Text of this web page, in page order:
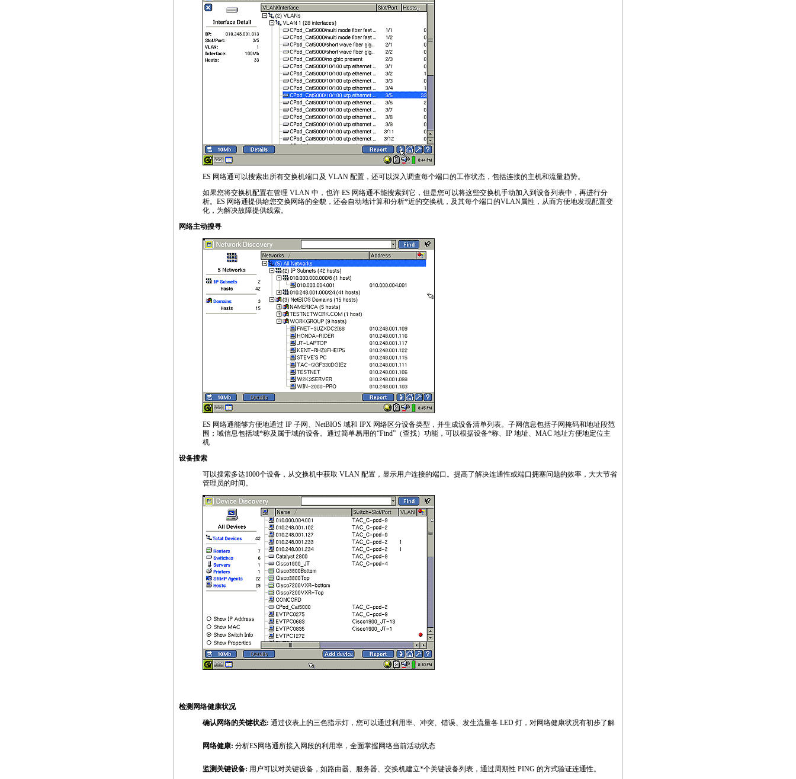
ES 网络通可以搜索出所有交换机端口及 VLAN 配置，还可以深入调查每个端口的工作状态，包括连接的主机和流量趋势。
如果您将交换机配置在管理 VLAN 中，也许 ES 网络通不能搜索到它，但是您可以将这些交换机手动加入到设备列表中，再进行分
析。ES 网络通提供给您交换网络的全貌，还会自动地计算和分析*近的交换机，及其每个端口的VLAN属性，从而方便地发现配置变
化，为解决故障提供线索。
网络主动搜寻
ES 网络通能够方便地通过 IP 子网、NetBIOS 域和 IPX 网络区分设备类型，并生成设备清单列表。子网信息包括子网掩码和地址段范
围；域信息包括域*称及属于域的设备。通过简单易用的“Find”（查找）功能，可以根据设备*称、IP 地址、MAC 地址方便地定位主
机
设备搜索
可以搜索多达1000个设备，从交换机中获取 VLAN 配置，显示用户连接的端口。提高了解决连通性或端口拥塞问题的效率，大大节省
管理员的时间。
检测网络健康状况
确认网络的关键状态: 通过仪表上的三色指示灯，您可以通过利用率、冲突、错误、发生流量各 LED 灯，对网络健康状况有初步了解
网络健康: 分析ES网络通所接入网段的利用率，全面掌握网络当前活动状态
监测关键设备: 用户可以对关键设备，如路由器、服务器、交换机建立*个关键设备列表，通过周期性 PING 的方式验证连通性。